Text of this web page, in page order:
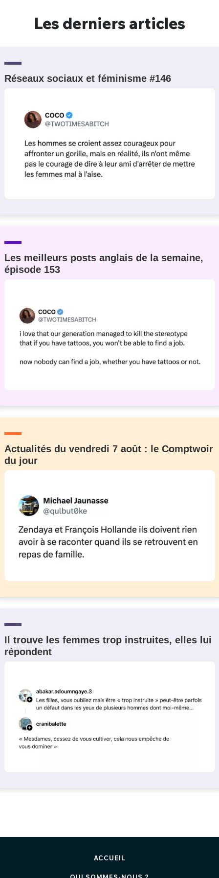
Les derniers articles
Réseaux sociaux et féminisme #146
Les meilleurs posts anglais de la semaine,
épisode 153
Actualités du vendredi 7 août : le Comptwoir
du jour
Il trouve les femmes trop instruites, elles lui
répondent
ACCUEIL
Un Thread